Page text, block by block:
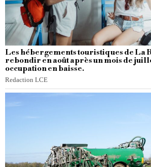
Les hébergements touristiques de La
rebondir en août après un mois de
occupation en baisse.
Redaction LCE